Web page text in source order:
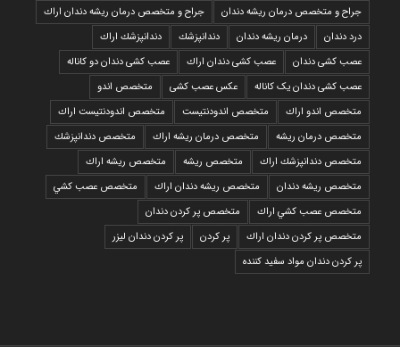
جراح و متخصص درمان ریشه دندان
جراح و متخصص درمان ریشه دندان اراك
درد دندان
درمان ریشه دندان دندانپزشك
دندانپزشك اراك
عصب کشی دندان
عصب کشی دندان اراك
عصب کشی دندان دو کاناله
عصب کشی دندان یک کاناله
عکس عصب کشی
متخصص اندو
متخصص اندو اراك
متخصص اندودنتيست
متخصص اندودنتيست اراك
متخصص درمان ريشه
متخصص درمان ريشه اراك
متخصص دندانپزشك
متخصص دندانپزشك اراك
متخصص ريشه
متخصص ريشه اراك
متخصص ريشه دندان
متخصص ريشه دندان اراك
متخصص عصب كشي
متخصص عصب كشي اراك
متخصص پر كردن دندان
متخصص پر كردن دندان اراك
پر كردن
پر كردن دندان ليزر
پر كردن دندان مواد سفيد كننده